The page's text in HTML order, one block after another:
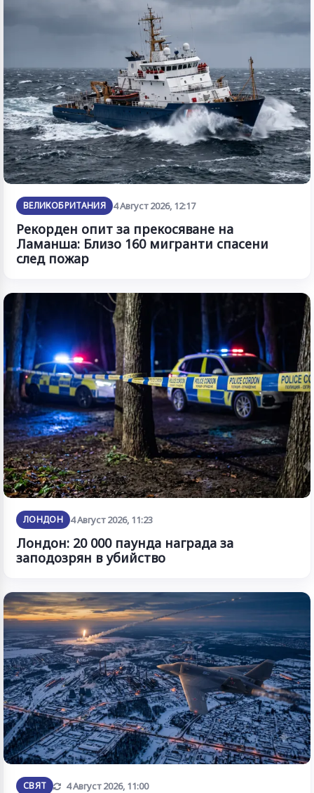
ВЕЛИКОБРИТАНИЯ 4 Август 2026, 12:17
Рекорден опит за прекосяване на
Ламанша: Близо 160 мигранти спасени
след пожар
ЛОНДОН 4 Август 2026, 11:23
Лондон: 20 000 паунда награда за
заподозрян в убийство
СВЯТ Обновена
4 Август 2026, 11:00